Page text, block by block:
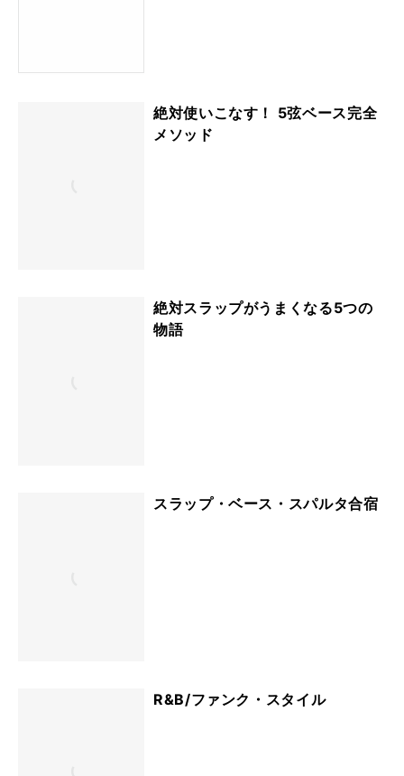
絶対使いこなす！ 5弦ベース完全
メソッド
絶対スラップがうまくなる5つの
物語
スラップ・ベース・スパルタ合宿
R&B/ファンク・スタイル